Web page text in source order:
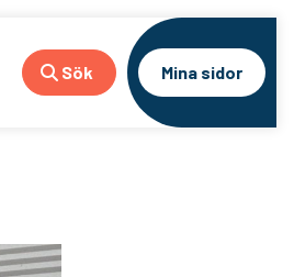
Sök Mina sidor